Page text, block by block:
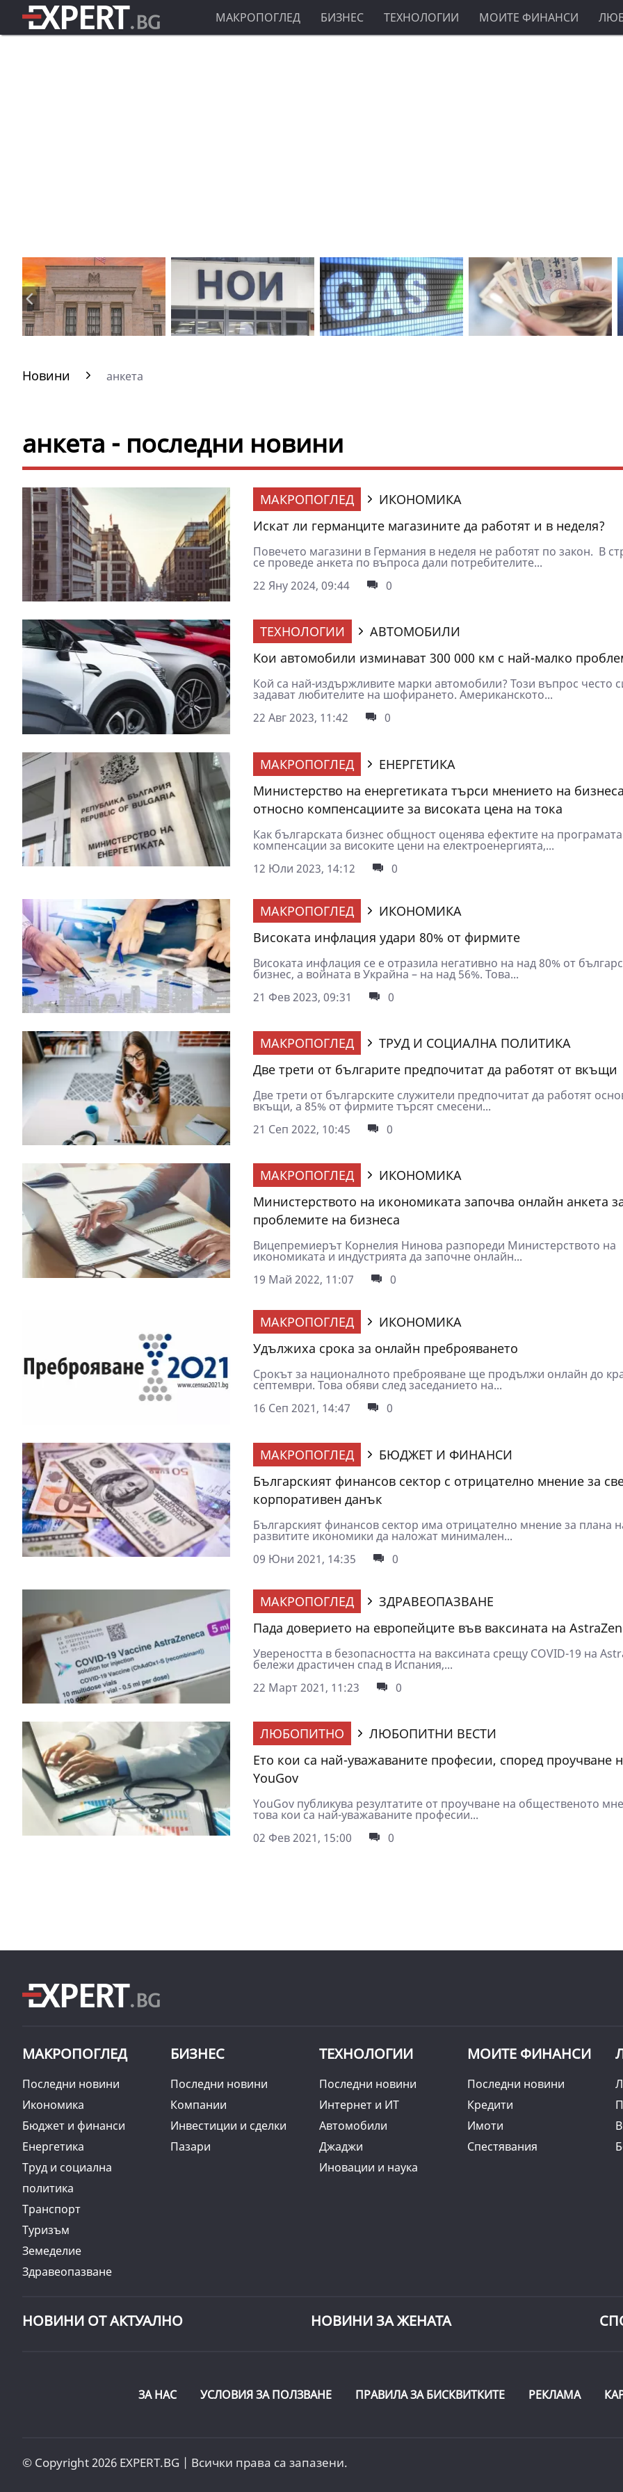
МАКРОПОГЛЕД БИЗНЕС ТЕХНОЛОГИИ МОИТЕ ФИНАНСИ
Новини анкета
анкета - последни новини
МАКРОПОГЛЕД
ИКОНОМИКА
Искат ли германците магазините да работят и в неделя?
Повечето магазини в Германия в неделя не работят по закон. В
се проведе анкета по въпроса дали потребителите...
22 Яну 2024, 09:44
0
ТЕХНОЛОГИИ
АВТОМОБИЛИ
Кои автомобили изминават 300 000 км с най-малко
Кой са най-издържливите марки автомобили? Този въпрос често
задават любителите на шофирането. Американското...
22 Авг 2023, 11:42
0
МАКРОПОГЛЕД
ЕНЕРГЕТИКА
Министерство на енергетиката търси мнението на бизнеса
относно компенсациите за високата цена на тока
Как българската бизнес общност оценява ефектите на
компенсации за високите цени на електроенергията,...
12 Юли 2023, 14:12
0
МАКРОПОГЛЕД
ИКОНОМИКА
Високата инфлация удари 80% от фирмите
Високата инфлация се е отразила негативно на над 80% от
бизнес, а войната в Украйна – на над 56%. Това...
21 Фев 2023, 09:31
0
МАКРОПОГЛЕД
ТРУД И СОЦИАЛНА ПОЛИТИКА
Две трети от българите предпочитат да работят от вкъщи
Две трети от българските служители предпочитат да работят
вкъщи, а 85% от фирмите търсят смесени...
21 Сеп 2022, 10:45
0
МАКРОПОГЛЕД
ИКОНОМИКА
Министерството на икономиката започва онлайн анкета
проблемите на бизнеса
Вицепремиерът Корнелия Нинова разпореди Министерството на
икономиката и индустрията да започне онлайн...
19 Май 2022, 11:07
0
МАКРОПОГЛЕД
ИКОНОМИКА
Удължиха срока за онлайн преброяването
Срокът за националното преброяване ще продължи онлайн до
септември. Това обяви след заседанието на...
16 Сеп 2021, 14:47
0
МАКРОПОГЛЕД
БЮДЖЕТ И ФИНАНСИ
Българският финансов сектор с отрицателно мнение за
корпоративен данък
Българският финансов сектор има отрицателно мнение за плана
развитите икономики да наложат минимален...
09 Юни 2021, 14:35
0
МАКРОПОГЛЕД
ЗДРАВЕОПАЗВАНЕ
Пада доверието на европейците във ваксината на
Увереността в безопасността на ваксината срещу COVID-19 на
бележи драстичен спад в Испания,...
22 Март 2021, 11:23
0
ЛЮБОПИТНО
ЛЮБОПИТНИ ВЕСТИ
Ето кои са най-уважаваните професии, според проучване
YouGov
YouGov публикува резултатите от проучване на общественото
това кои са най-уважаваните професии...
02 Фев 2021, 15:00
0
МАКРОПОГЛЕД
Последни новини
Икономика
Бюджет и финанси
Енергетика
Труд и социална
политика
Транспорт
Туризъм
Земеделие
Здравеопазване
БИЗНЕС
Последни новини
Компании
Инвестиции и сделки
Пазари
ТЕХНОЛОГИИ
Последни новини
Интернет и ИТ
Автомобили
Джаджи
Иновации и наука
МОИТЕ ФИНАНСИ
Последни новини
Кредити
Имоти
Спестявания
НОВИНИ ОТ АКТУАЛНО НОВИНИ ЗА ЖЕНАТА
ЗА НАС УСЛОВИЯ ЗА ПОЛЗВАНЕ ПРАВИЛА ЗА БИСКВИТКИТЕ РЕКЛАМА
© Copyright 2026 EXPERT.BG | Всички права са запазени.